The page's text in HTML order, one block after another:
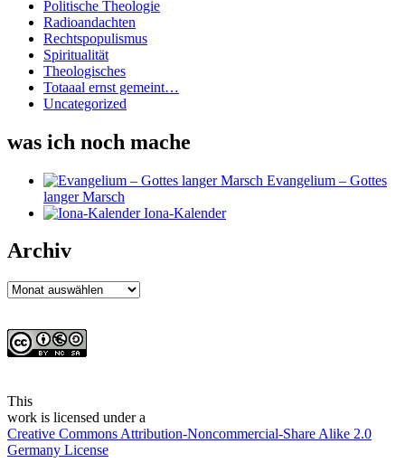
Politische Theologie
Radioandachten
Rechtspopulismus
Spiritualität
Theologisches
Totaaal ernst gemeint…
Uncategorized
was ich noch mache
Evangelium – Gottes
langer Marsch
Iona-Kalender
Archiv
Archiv
This
work is licensed under a
Creative Commons Attribution-Noncommercial-Share Alike 2.0
Germany License